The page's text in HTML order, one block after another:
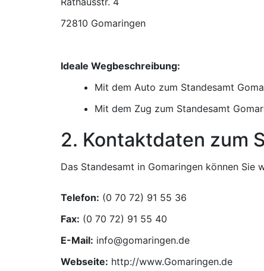
72810 Gomaringen
Ideale Wegbeschreibung:
Mit dem Auto zum Standesamt
Mit dem Zug zum Standesamt
2. Kontaktdaten zum
Das Standesamt in Gomaringen können Sie
Telefon:
Fax:
E-Mail:
Webseite: http://www.Gomaringen.de